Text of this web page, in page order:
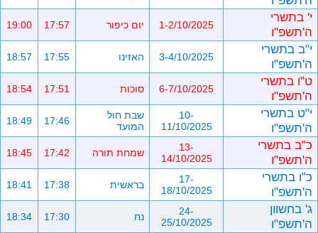
י' בתשרי
ה'תשפ"ו
1-2/10/2025 יום כיפור 17:57
19:00
י"ב בתשרי
ה'תשפ"ו
3-4/10/2025 האזינו 17:55
18:57
ט"ו בתשרי
ה'תשפ"ו
6-7/10/2025 סוכות 17:51
18:54
י"ט בתשרי
ה'תשפ"ו
10-
11/10/2025
שבת חול
המועד
17:46
18:49
כ"ב בתשרי
ה'תשפ"ו
13-
14/10/2025
שמחת תורה 17:42
18:45
כ"ו בתשרי
ה'תשפ"ו
17-
18/10/2025
בראשית 17:38
18:41
ג' בחשוון
ה'תשפ"ו
24-
25/10/2025
נח 17:30
18:34